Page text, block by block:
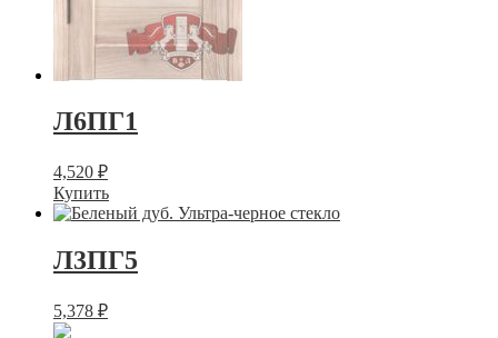
Л6ПГ1
4,520 ₽
Купить
Л3ПГ5
5,378 ₽